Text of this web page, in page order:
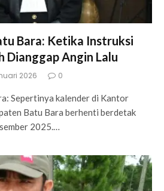
Bara: Ketika Instruksi
Dianggap Angin Lalu
2026 0
Sepertinya kalender di Kantor
Batu Bara berhenti berdetak
2025.…